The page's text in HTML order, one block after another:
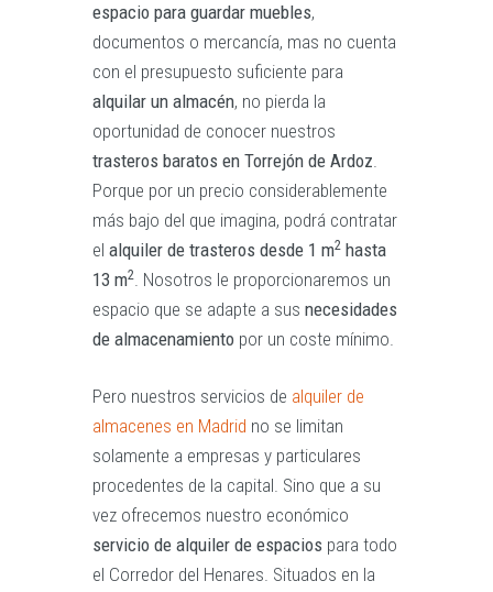
espacio para guardar muebles,
documentos o mercancía, mas no cuenta
con el presupuesto suficiente para
alquilar un almacén, no pierda la
oportunidad de conocer nuestros
trasteros baratos en Torrejón de Ardoz.
Porque por un precio considerablemente
más bajo del que imagina, podrá contratar
el alquiler de trasteros desde 1 m2 hasta
13 m2. Nosotros le proporcionaremos un
espacio que se adapte a sus necesidades
de almacenamiento por un coste mínimo.
Pero nuestros servicios de alquiler de
almacenes en Madrid no se limitan
solamente a empresas y particulares
procedentes de la capital. Sino que a su
vez ofrecemos nuestro económico
servicio de alquiler de espacios para todo
el Corredor del Henares. Situados en la